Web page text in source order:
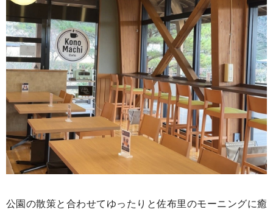
公園の散策と合わせてゆったりと佐布里のモーニングに癒